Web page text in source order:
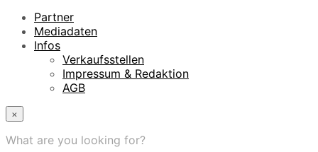
Partner
Mediadaten
Infos
Verkaufsstellen
Impressum & Redaktion
AGB
×
What are you looking for?